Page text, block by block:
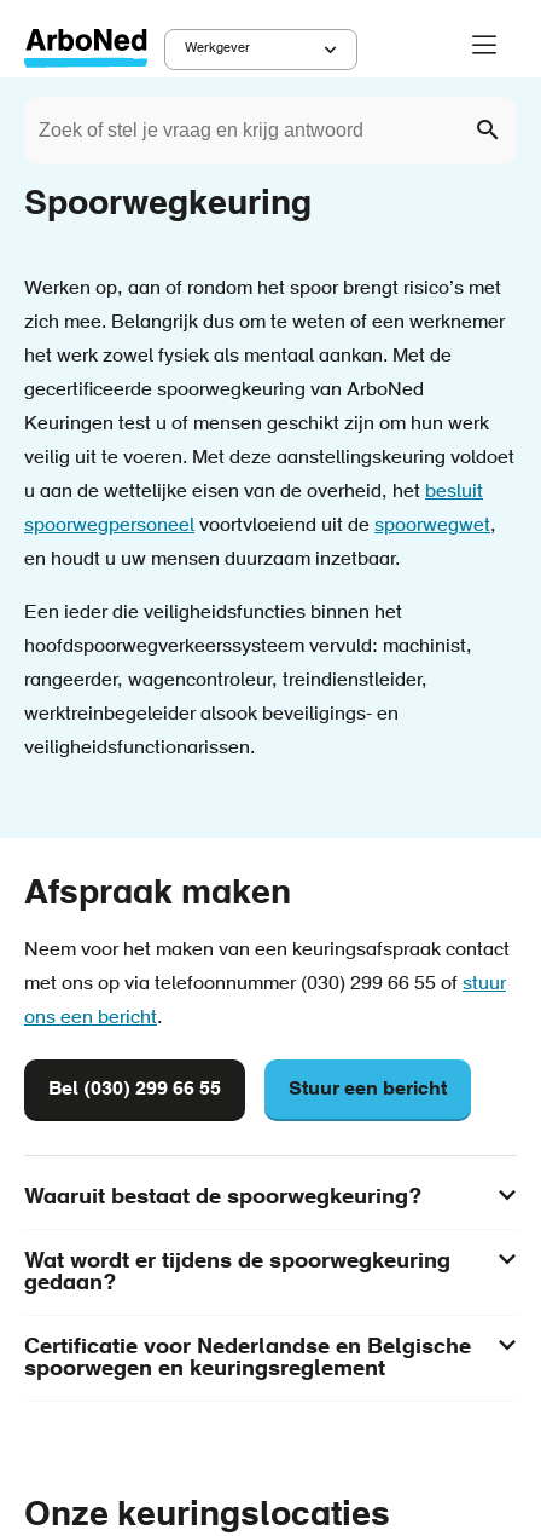
gaan
Main
navigation
Werkgever
Kruimelpad
Werkgever Diensten
Spoorwegkeuring
Werken op, aan of rondom het spoor brengt risico’s met
zich mee. Belangrijk dus om te weten of een werknemer
het werk zowel fysiek als mentaal aankan. Met de
gecertificeerde spoorwegkeuring van ArboNed
Keuringen test u of mensen geschikt zijn om hun werk
veilig uit te voeren. Met deze aanstellingskeuring voldoet
u aan de wettelijke eisen van de overheid, het besluit
spoorwegpersoneel voortvloeiend uit de spoorwegwet,
en houdt u uw mensen duurzaam inzetbaar.
Een ieder die veiligheidsfuncties binnen het
hoofdspoorwegverkeerssysteem vervuld: machinist,
rangeerder, wagencontroleur, treindienstleider,
werktreinbegeleider alsook beveiligings- en
veiligheidsfunctionarissen.
Afspraak maken
Neem voor het maken van een keuringsafspraak contact
met ons op via telefoonnummer (030) 299 66 55 of stuur
ons een bericht.
Bel (030) 299 66 55 Stuur een bericht
Waaruit bestaat de spoorwegkeuring?
Wat wordt er tijdens de spoorwegkeuring
gedaan?
Certificatie voor Nederlandse en Belgische
spoorwegen en keuringsreglement
Onze keuringslocaties